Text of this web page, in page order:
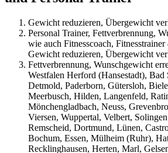
Gewicht reduzieren, Übergewicht
Personal Trainer, Fettverbrennung,
wie auch Fitnesscoach,
Gewicht reduzieren, Übergewicht
Fettverbrennung, Wunschgewicht
Westfalen Herford (Hansestadt),
Detmold, Paderborn, Gütersloh,
Meerbusch, Hilden, Langenfeld,
Mönchengladbach, Neuss,
Viersen, Wuppertal, Velbert,
Remscheid, Dortmund, Lünen,
Bochum, Essen, Mülheim (Ruhr),
Recklinghausen, Herten, Marl,